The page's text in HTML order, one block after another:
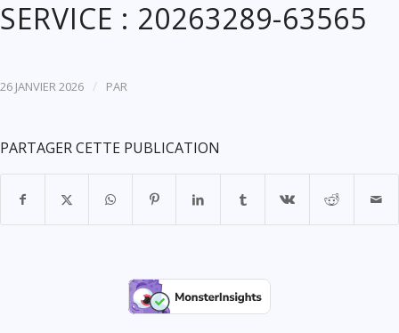
SERVICE : 20263289-63565
26 JANVIER 2026 / PAR
PARTAGER CETTE PUBLICATION